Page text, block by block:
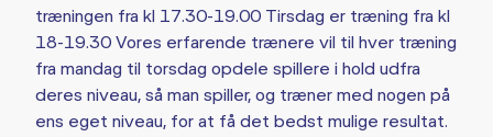
træningen fra kl 17.30-19.00 Tirsdag er træning fra kl
18-19.30 Vores erfarende trænere vil til hver træning
fra mandag til torsdag opdele spillere i hold udfra
deres niveau, så man spiller, og træner med nogen på
ens eget niveau, for at få det bedst mulige resultat.